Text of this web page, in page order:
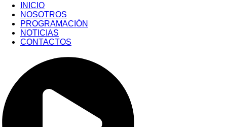
INICIO
NOSOTROS
PROGRAMACIÓN
NOTICIAS
CONTACTOS